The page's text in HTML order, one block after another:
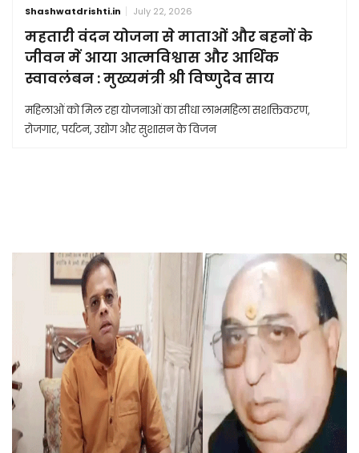
Shashwatdrishti.in July 22, 2026
महतारी वंदन योजना से माताओं और बहनों के
जीवन में आया आत्मविश्वास और आर्थिक
स्वावलंबन : मुख्यमंत्री श्री विष्णुदेव साय
महिलाओं को मिल रहा योजनाओं का सीधा लाभमहिला सशक्तिकरण,
रोजगार, पर्यटन, उद्योग और सुशासन के विजन